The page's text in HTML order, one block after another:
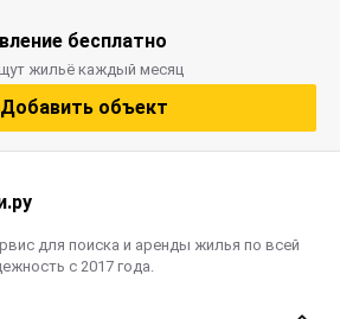
бесплатно
жильё каждый месяц
Добавить объект
для поиска и аренды жилья по всей
с 2017 года.